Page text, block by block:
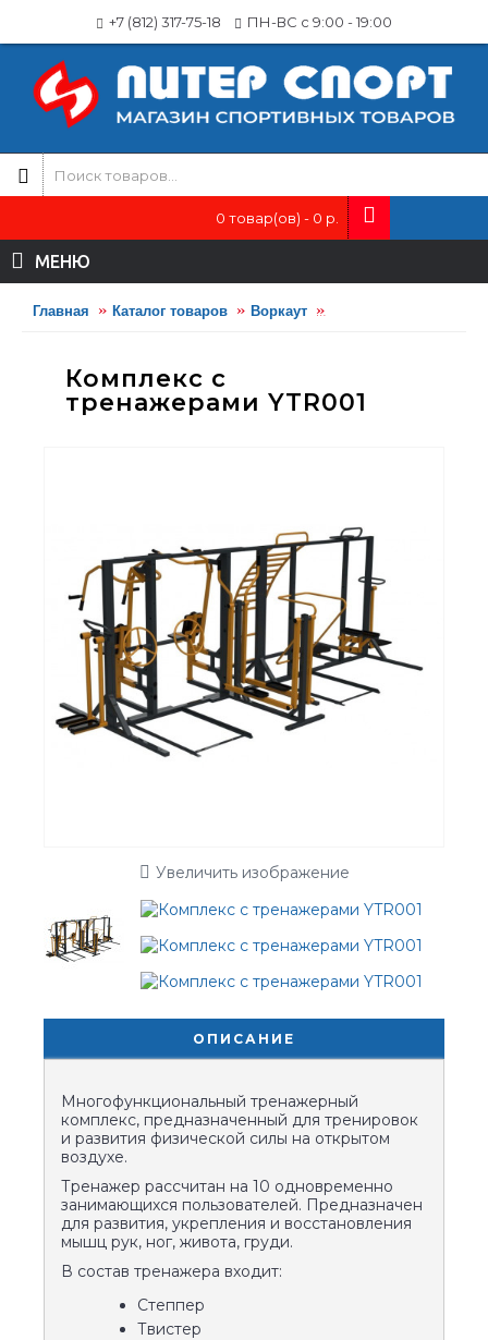
+7 (812) 317-75-18 ПН-ВС с 9:00 - 19:00
0 товар(ов) - 0 р.
МЕНЮ
Главная Каталог товаров Воркаут
Комплекс с
тренажерами YTR001
Увеличить изображение
ОПИСАНИЕ
Многофункциональный тренажерный
комплекс, предназначенный для тренировок
и развития физической силы на открытом
воздухе.
Тренажер рассчитан на 10 одновременно
занимающихся пользователей. Предназначен
для развития, укрепления и восстановления
мышц рук, ног, живота, груди.
В состав тренажера входит:
Степпер
Твистер